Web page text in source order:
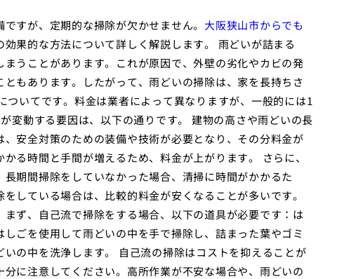
すが、定期的な掃除が欠かせません。 大阪狭山市からでも
果的な方法について詳しく解説します。 雨どいが詰まる
うことがあります。これが原因で、外壁の劣化やカビの発
もあります。したがって、雨どいの掃除は、家を長持ちさ
いてです。料金は業者によって異なりますが、一般的には1
変動する要因は、以下の通りです。 建物の高さや雨どいの長
安全対策のための装備や技術が必要となり、その分料金が
る時間と手間が増えるため、料金が上がります。 さらに、
期間掃除をしていなかった場合、清掃に時間がかかるた
している場合は、比較的料金が安くなることが多いです。
ず、自己流で掃除をする場合、以下の道具が必要です：は
ごを使用して雨どいの中を手で掃除し、詰まった葉やゴミ
の中を洗浄します。 自己流の掃除はコストを抑えることが
に注意してください。高所作業が不安な場合や、雨どいの